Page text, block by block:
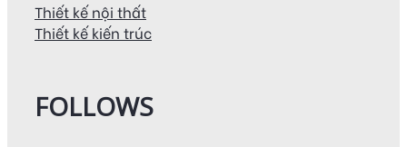
Thiết kế nội thất
Thiết kế kiến trúc
FOLLOWS